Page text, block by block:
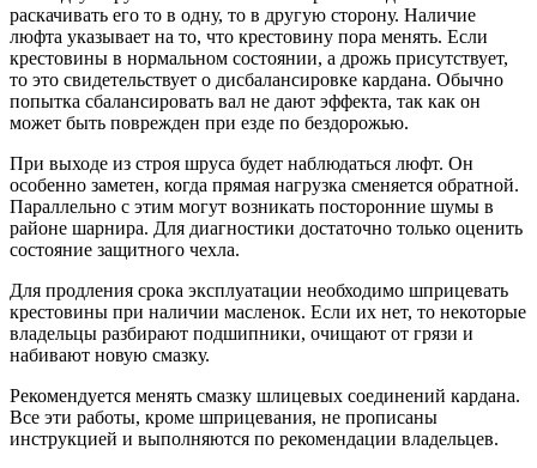
раскачивать его то в одну, то в другую сторону. Наличие
люфта указывает на то, что крестовину пора менять. Если
крестовины в нормальном состоянии, а дрожь присутствует,
то это свидетельствует о дисбалансировке кардана. Обычно
попытка сбалансировать вал не дают эффекта, так как он
может быть поврежден при езде по бездорожью.
При выходе из строя шруса будет наблюдаться люфт. Он
особенно заметен, когда прямая нагрузка сменяется обратной.
Параллельно с этим могут возникать посторонние шумы в
районе шарнира. Для диагностики достаточно только оценить
состояние защитного чехла.
Для продления срока эксплуатации необходимо шприцевать
крестовины при наличии масленок. Если их нет, то некоторые
владельцы разбирают подшипники, очищают от грязи и
набивают новую смазку.
Рекомендуется менять смазку шлицевых соединений кардана.
Все эти работы, кроме шприцевания, не прописаны
инструкцией и выполняются по рекомендации владельцев.